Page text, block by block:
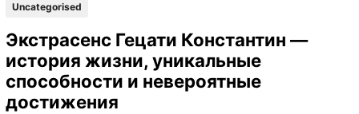
Uncategorised
Экстрасенс Гецати Константин —
история жизни, уникальные
способности и невероятные
достижения